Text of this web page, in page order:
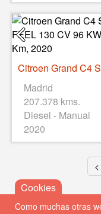
Madrid
207.378 kms.
Diesel - Manual
2020
<
Como muchas otras